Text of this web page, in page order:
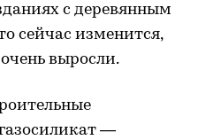
с деревянным
сейчас изменится,
выросли.
—